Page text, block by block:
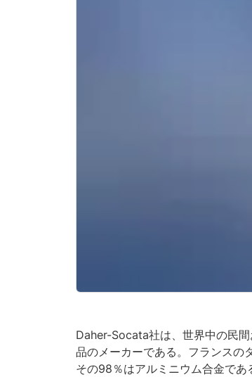
Daher-Socata社は、世界中の民
品のメーカーである。フランスの
その98％はアルミニウム合金で